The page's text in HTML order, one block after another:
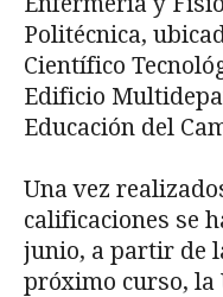
Politécnica,
Científico
Edificio
Educación del
Una vez
calificaciones se
junio, a partir de
próximo curso, la